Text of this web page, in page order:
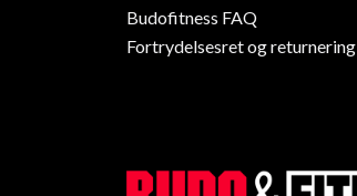
Budofitness FAQ
Fortrydelsesret og returnering